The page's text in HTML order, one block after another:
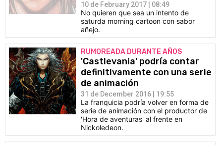
10 de February 2017 | 08:49
No quieren que sea un intento de
saturda morning cartoon con sabor
añejo.
RUMOREADA DURANTE AÑOS
'Castlevania' podría contar
definitivamente con una serie
de animación
31 de December 2016 | 19:55
La franquicia podría volver en forma de
serie de animación con el productor de
'Hora de aventuras' al frente en
Nickoledeon.